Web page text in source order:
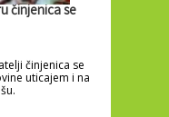
činjenica se
činjenica se
uticajem i na